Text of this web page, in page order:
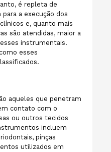
é repleta de
a execução dos
e, quanto mais
são atendidas, maior a
instrumentais.
esses
aqueles que penetram
contato com o
ou outros tecidos
incluem
pinças
utilizados em